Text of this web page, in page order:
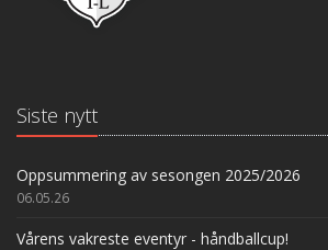
Siste nytt
Oppsummering av sesongen 2025/2026
06.05.26
Vårens vakreste eventyr - håndballcup!